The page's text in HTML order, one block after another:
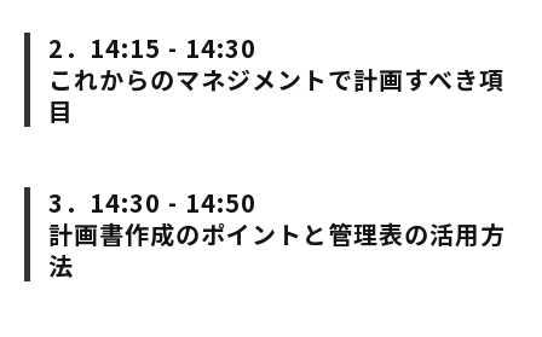
2．14:15 - 14:30
これからのマネジメントで計画すべき項
目
3．14:30 - 14:50
計画書作成のポイントと管理表の活用方
法